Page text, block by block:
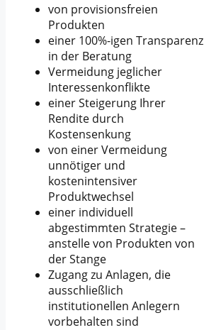
von provisionsfreien
Produkten
einer 100%-igen Transparenz
in der Beratung
Vermeidung jeglicher
Interessenkonflikte
einer Steigerung Ihrer
Rendite durch
Kostensenkung
von einer Vermeidung
unnötiger und
kostenintensiver
Produktwechsel
einer individuell
abgestimmten Strategie –
anstelle von Produkten von
der Stange
Zugang zu Anlagen, die
ausschließlich
institutionellen Anlegern
vorbehalten sind